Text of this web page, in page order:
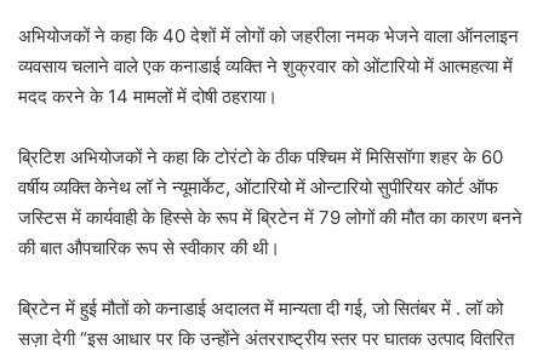
अभियोजकों ने कहा कि 40 देशों में लोगों को जहरीला नमक भेजने वाला ऑनलाइन
व्यवसाय चलाने वाले एक कनाडाई व्यक्ति ने शुक्रवार को ओंटारियो में आत्महत्या में
मदद करने के 14 मामलों में दोषी ठहराया।
ब्रिटिश अभियोजकों ने कहा कि टोरंटो के ठीक पश्चिम में मिसिसॉगा शहर के 60
वर्षीय व्यक्ति केनेथ लॉ ने न्यूमार्केट, ओंटारियो में ओन्टारियो सुपीरियर कोर्ट ऑफ
जस्टिस में कार्यवाही के हिस्से के रूप में ब्रिटेन में 79 लोगों की मौत का कारण बनने
की बात औपचारिक रूप से स्वीकार की थी।
ब्रिटेन में हुई मौतों को कनाडाई अदालत में मान्यता दी गई, जो सितंबर में . लॉ को
सज़ा देगी “इस आधार पर कि उन्होंने अंतरराष्ट्रीय स्तर पर घातक उत्पाद वितरित